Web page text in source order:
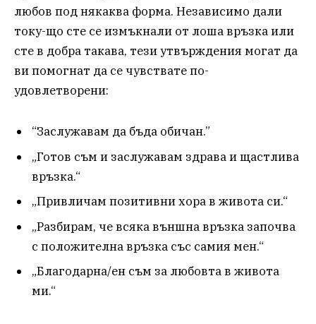
любов под някаква форма. Независимо дали
току-що сте се измъкнали от лоша връзка или
сте в добра такава, тези утвърждения могат да
ви помогнат да се чувствате по-
удовлетворени:
“Заслужавам да бъда обичан.”
„Готов съм и заслужавам здрава и щастлива
връзка.“
„Привличам позитивни хора в живота си.“
„Разбирам, че всяка външна връзка започва
с положителна връзка със самия мен.“
„Благодарна/ен съм за любовта в живота
ми.“